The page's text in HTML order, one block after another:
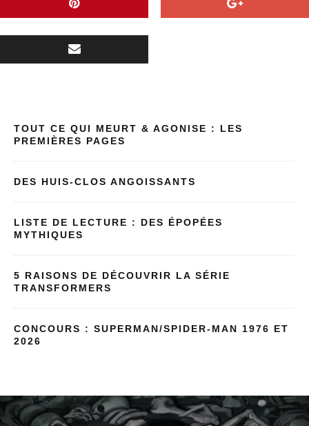
TOUT CE QUI MEURT & AGONISE : LES
PREMIÈRES PAGES
DES HUIS-CLOS ANGOISSANTS
LISTE DE LECTURE : DES ÉPOPÉES
MYTHIQUES
5 RAISONS DE DÉCOUVRIR LA SÉRIE
TRANSFORMERS
CONCOURS : SUPERMAN/SPIDER-MAN 1976 ET
2026